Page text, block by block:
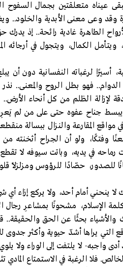
عيناه متعلقتين بجمال السفوح
وقد وعى معنى الأبدية والخلود..
الطاهرة غادية رائحة.. إذ يدرك
الكمال، ويتجول في أرجائه
لرغباته النفسانية دون أن
فهو بطل الروح والمعنى.. نذر
لإزالة الظلم من كل أنحاء الأرض..
جناح عفوه حتى على من لم
المقارعة والنزال ببسالة
وفتكًا، ولو أن الجراح أثخنته
في يديه، وباتت سيوفه لا
حصّادًا للرؤوس ومزلزلاً
ينحني أمام أحد، ولا يركع إزاء أي
الإسلام، مشحونًا بمشاعرِ رجال
والأشياء بحثًا عن الحق والحقيقة..
يراها أشدّ حيوية وأكثر جدوى
واجبه- لا يلتفت إلى الوراء ولا
فلا الرغبة في الاستمتاع المادي